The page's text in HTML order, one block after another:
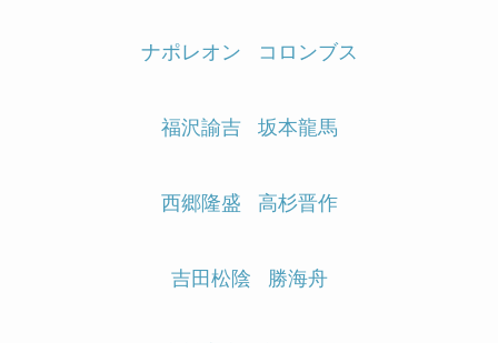
ナポレオン コロンブス
福沢諭吉 坂本龍馬
西郷隆盛 高杉晋作
吉田松陰 勝海舟